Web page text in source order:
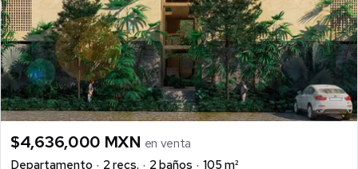
$4,636,000 MXN en venta
Departamento
2 recs. 2 baños
105 m²